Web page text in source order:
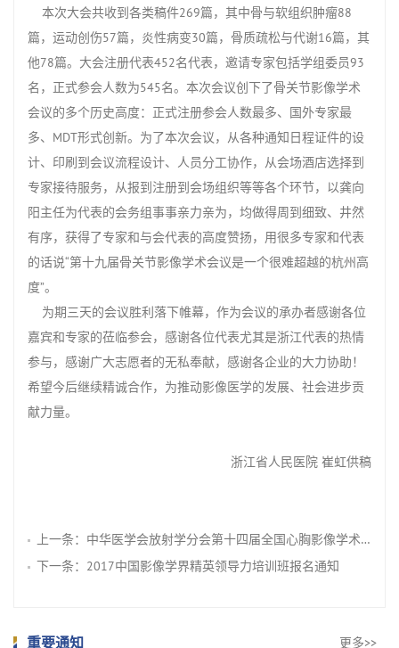
本次大会共收到各类稿件269篇，其中骨与软组织肿瘤88
篇，运动创伤57篇，炎性病变30篇，骨质疏松与代谢16篇，其
他78篇。大会注册代表452名代表，邀请专家包括学组委员93
名，正式参会人数为545名。本次会议创下了骨关节影像学术
会议的多个历史高度：正式注册参会人数最多、国外专家最
多、 MDT形式创新。为了本次会议，从各种通知日程证件的设
计、印刷到会议流程设计、人员分工协作，从会场酒店选择到
专家接待服务，从报到注册到会场组织等等各个环节，以龚向
阳主任为代表的会务组事事亲力亲为，均做得周到细致、井然
有序，获得了专家和与会代表的高度赞扬，用很多专家和代表
的话说“第十九届骨关节影像学术会议是一个很难超越的杭州高
度”。
为期三天的会议胜利落下帷幕，作为会议的承办者感谢各位
嘉宾和专家的莅临参会，感谢各位代表尤其是浙江代表的热情
参与，感谢广大志愿者的无私奉献，感谢各企业的大力协助！
希望今后继续精诚合作，为推动影像医学的发展、社会进步贡
献力量。
浙江省人民医院 崔虹供稿
上一条： 中华医学会放射学分会第十四届全国心胸影像学术会议第一轮会议通知（征文）
下一条： 2017中国影像学界精英领导力培训班报名通知
重要通知 更多>>